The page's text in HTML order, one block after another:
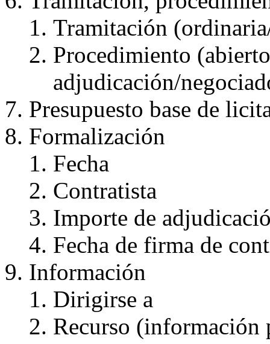
Tramitación
Procedimiento
adjudicación/
Presupuesto base de
Formalización
Fecha
Contratista
Importe de
Fecha de firma de
Información
Dirigirse a
Recurso (información